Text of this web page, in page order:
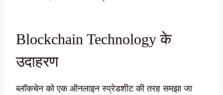
Blockchain Technology के
उदाहरण
ब्लॉकचेन को एक ऑनलाइन स्प्रेडशीट की तरह समझा जा